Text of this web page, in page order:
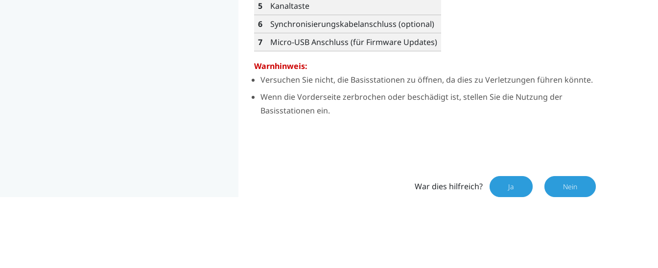
5
Kanaltaste
6
Synchronisierungskabelanschluss (optional)
7
Micro-USB Anschluss (für Firmware Updates)
Warnhinweis:
Versuchen Sie nicht, die Basisstationen zu öffnen, da dies zu Verletzungen führen könnte.
Wenn die Vorderseite zerbrochen oder beschädigt ist, stellen Sie die Nutzung der
Basisstationen ein.
War dies hilfreich? Ja Nein